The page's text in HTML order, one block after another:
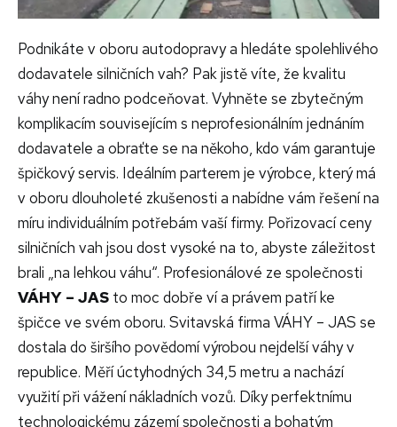
Podnikáte v oboru autodopravy a hledáte spolehlivého
dodavatele silničních vah? Pak jistě víte, že kvalitu
váhy není radno podceňovat. Vyhněte se zbytečným
komplikacím souvisejícím s neprofesionálním jednáním
dodavatele a obraťte se na někoho, kdo vám garantuje
špičkový servis. Ideálním parterem je výrobce, který má
v oboru dlouholeté zkušenosti a nabídne vám řešení na
míru individuálním potřebám vaší firmy. Pořizovací ceny
silničních vah jsou dost vysoké na to, abyste záležitost
brali „na lehkou váhu“. Profesionálové ze společnosti
VÁHY – JAS to moc dobře ví a právem patří ke
špičce ve svém oboru. Svitavská firma VÁHY – JAS se
dostala do širšího povědomí výrobou nejdelší váhy v
republice. Měří úctyhodných 34,5 metru a nachází
využití při vážení nákladních vozů. Díky perfektnímu
technologickému zázemí společnosti a bohatým